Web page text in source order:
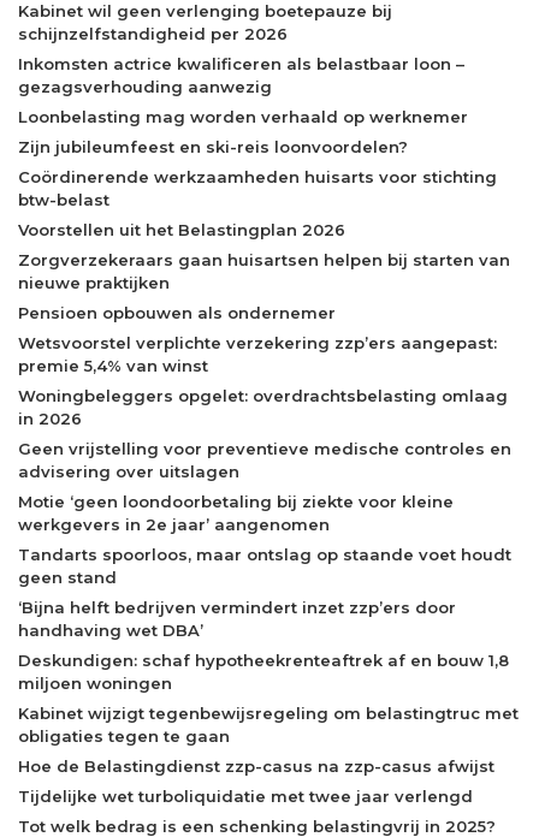
Kabinet wil geen verlenging boetepauze bij
schijnzelfstandigheid per 2026
Inkomsten actrice kwalificeren als belastbaar loon –
gezagsverhouding aanwezig
Loonbelasting mag worden verhaald op werknemer
Zijn jubileumfeest en ski-reis loonvoordelen?
Coördinerende werkzaamheden huisarts voor stichting
btw-belast
Voorstellen uit het Belastingplan 2026
Zorgverzekeraars gaan huisartsen helpen bij starten van
nieuwe praktijken
Pensioen opbouwen als ondernemer
Wetsvoorstel verplichte verzekering zzp’ers aangepast:
premie 5,4% van winst
Woningbeleggers opgelet: overdrachtsbelasting omlaag
in 2026
Geen vrijstelling voor preventieve medische controles en
advisering over uitslagen
Motie ‘geen loondoorbetaling bij ziekte voor kleine
werkgevers in 2e jaar’ aangenomen
Tandarts spoorloos, maar ontslag op staande voet houdt
geen stand
‘Bijna helft bedrijven vermindert inzet zzp’ers door
handhaving wet DBA’
Deskundigen: schaf hypotheekrenteaftrek af en bouw 1,8
miljoen woningen
Kabinet wijzigt tegenbewijsregeling om belastingtruc met
obligaties tegen te gaan
Hoe de Belastingdienst zzp-casus na zzp-casus afwijst
Tijdelijke wet turboliquidatie met twee jaar verlengd
Tot welk bedrag is een schenking belastingvrij in 2025?